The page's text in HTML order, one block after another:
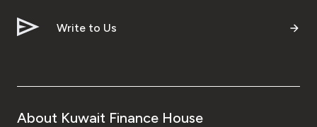
Write to Us
About Kuwait Finance House